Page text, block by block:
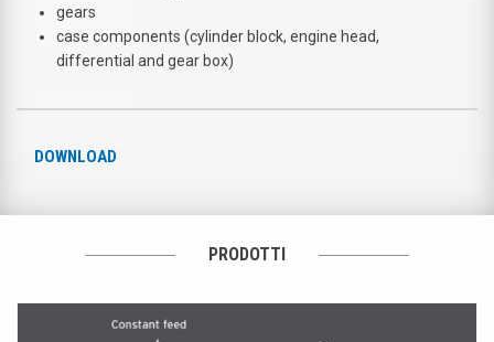
gears
case components (cylinder block, engine head,
differential and gear box)
DOWNLOAD
PRODOTTI